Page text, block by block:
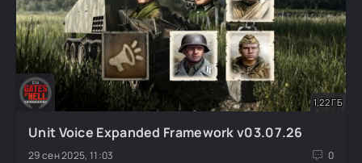
1,22 ГБ
Unit Voice Expanded Framework v03.07.26
29 сен 2025, 11:03 0